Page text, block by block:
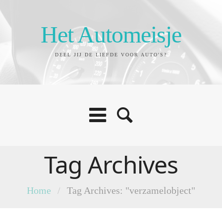
Het Automeisje
DEEL JIJ DE LIEFDE VOOR AUTO'S?
Tag Archives
Home / Tag Archives: "verzamelobject"